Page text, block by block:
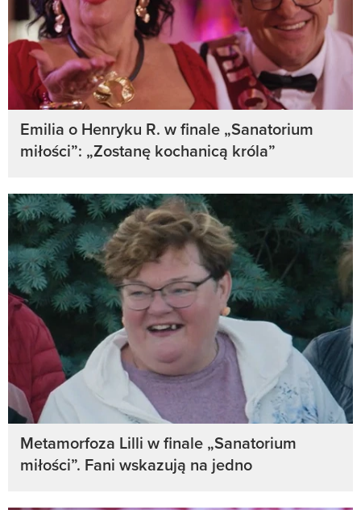
Emilia o Henryku R. w finale „Sanatorium
miłości”: „Zostanę kochanicą króla”
Metamorfoza Lilli w finale „Sanatorium
miłości”. Fani wskazują na jedno